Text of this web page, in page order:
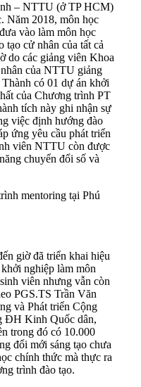
– NTTU (ở TP HCM)
Năm 2018, môn học
vào làm môn học
cử nhân của tất cả
do các giảng viên Khoa
của NTTU giảng
có 01 dự án khởi
của Chương trình PT
tích này ghi nhận sự
việc định hướng đào
ứng yêu cầu phát triển
viên NTTU còn được
chuyển đổi số và
mentoring tại Phú
giờ đã triển khai hiệu
nghiệp làm môn
viên nhưng vẫn còn
PGS.TS Trần Văn
và Phát triển Cộng
ĐH Kinh Quốc dân,
trong đó có 10.000
đổi mới sáng tạo chưa
chính thức mà thực ra
trình đào tạo.